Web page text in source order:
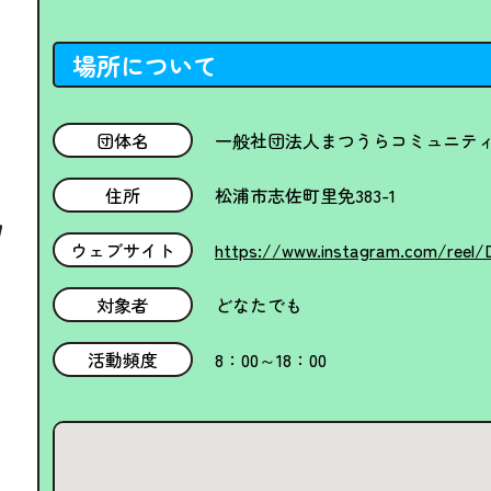
場所について
団体名 一般社団法人まつうらコミュニテ
住所 松浦市志佐町里免383-1
ウェブサイト https://www.instagram.com/reel/
対象者 どなたでも
活動頻度 8：00～18：00